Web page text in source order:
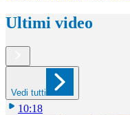
Ultimi video
Vedi tutti
10:18